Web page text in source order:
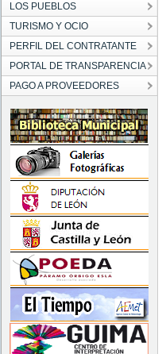
LOS PUEBLOS
TURISMO Y OCIO
PERFIL DEL CONTRATANTE
PORTAL DE TRANSPARENCIA
PAGO A PROVEEDORES